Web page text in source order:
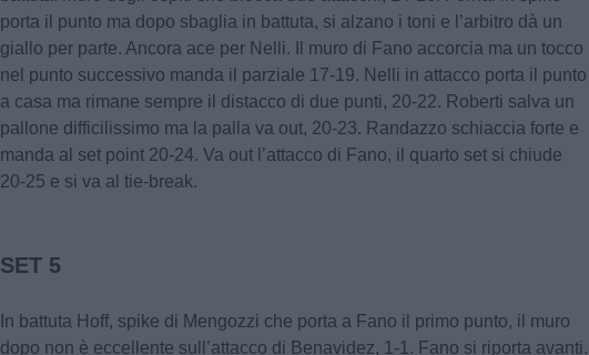
porta il punto ma dopo sbaglia in battuta, si alzano i toni e l’arbitro dà un
giallo per parte. Ancora ace per Nelli. Il muro di Fano accorcia ma un tocco
nel punto successivo manda il parziale 17-19. Nelli in attacco porta il punto
a casa ma rimane sempre il distacco di due punti, 20-22. Roberti salva un
pallone difficilissimo ma la palla va out, 20-23. Randazzo schiaccia forte e
manda al set point 20-24. Va out l’attacco di Fano, il quarto set si chiude
20-25 e si va al tie-break.
SET 5
In battuta Hoff, spike di Mengozzi che porta a Fano il primo punto, il muro
dopo non è eccellente sull’attacco di Benavidez, 1-1. Fano si riporta avanti.